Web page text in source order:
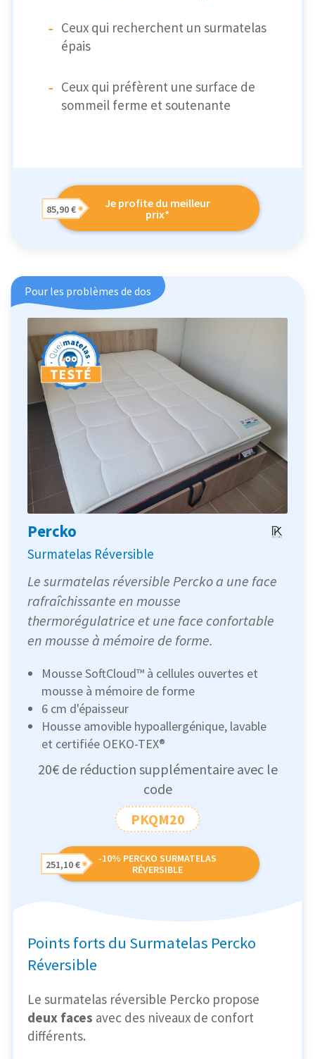
Ceux qui recherchent un surmatelas
épais
Ceux qui préfèrent une surface de
sommeil ferme et soutenante
Je profite du meilleur
prix*
85,90 €
Pour les problèmes de dos
Percko
Surmatelas Réversible
Le surmatelas réversible Percko a une face
rafraîchissante en mousse
thermorégulatrice et une face confortable
en mousse à mémoire de forme.
Mousse SoftCloud™ à cellules ouvertes et
mousse à mémoire de forme
6 cm d'épaisseur
Housse amovible hypoallergénique, lavable
et certifiée OEKO-TEX®
20€ de réduction supplémentaire avec le
code
PKQM20
-10% PERCKO SURMATELAS
RÉVERSIBLE
251,10 €
Points forts du Surmatelas Percko
Réversible
Le surmatelas réversible Percko propose
deux faces avec des niveaux de confort
différents.